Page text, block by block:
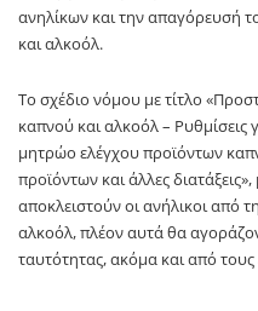
ανηλίκων και την απαγόρευσή
και αλκοόλ.
Το σχέδιο νόμου με τίτλο
καπνού και αλκοόλ – Ρυθμίσεις
μητρώο ελέγχου προϊόντων
προϊόντων και άλλες
αποκλειστούν οι ανήλικοι από
αλκοόλ, πλέον αυτά θα
ταυτότητας, ακόμα και από τους